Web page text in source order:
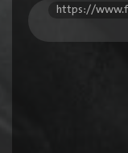
https://